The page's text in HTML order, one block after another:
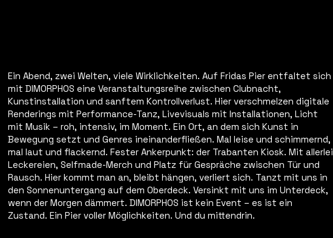
Ein Abend, zwei Welten, viele Wirklichkeiten. Auf Fridas Pier entfaltet sich
mit DIMORPHOS eine Veranstaltungsreihe zwischen Clubnacht,
Kunstinstallation und sanftem Kontrollverlust. Hier verschmelzen digitale
Renderings mit Performance-Tanz, Livevisuals mit Installationen, Licht
mit Musik – roh, intensiv, im Moment. Ein Ort, an dem sich Kunst in
Bewegung setzt und Genres ineinanderfließen. Mal leise und schimmernd,
mal laut und flackernd. Fester Ankerpunkt: der Trabanten Kiosk. Mit allerlei
Leckereien, Selfmade-Merch und Platz für Gespräche zwischen Tür und
Rausch. Hier kommt man an, bleibt hängen, verliert sich. Tanzt mit uns in
den Sonnenuntergang auf dem Oberdeck. Versinkt mit uns im Unterdeck,
wenn der Morgen dämmert. DIMORPHOS ist kein Event – es ist ein
Zustand. Ein Pier voller Möglichkeiten. Und du mittendrin.